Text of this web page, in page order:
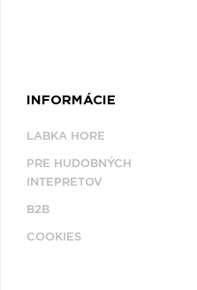
INFORMÁCIE
LABKA HORE
PRE HUDOBNÝCH
INTEPRETOV
B2B
COOKIES